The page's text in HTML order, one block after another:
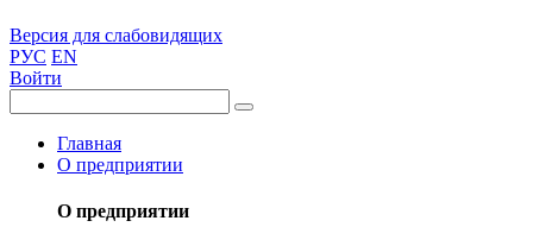
Версия для слабовидящих
РУС EN
Войти
Главная
О предприятии
О предприятии